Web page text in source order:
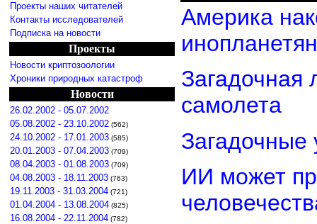
Проекты наших читателей
Контакты исследователей
Подписка на новости
Проекты
Новости криптозоологии
Хроники природных катастроф
Новости
26.02.2002 - 05.07.2002
05.08.2002 - 23.10.2002 (562)
24.10.2002 - 17.01.2003 (585)
20.01.2003 - 07.04.2003 (709)
08.04.2003 - 01.08.2003 (709)
04.08.2003 - 18.11.2003 (763)
19.11.2003 - 31.03.2004 (721)
01.04.2004 - 13.08.2004 (825)
16.08.2004 - 22.11.2004 (782)
Америка
инопланетян
Загадочная
самолета
Загадочные
ИИ может